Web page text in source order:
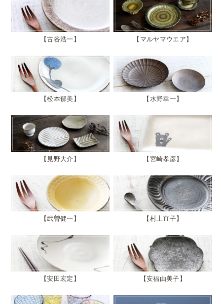
古谷浩一 マルヤマウエア
松本郁美 水野幸一
見野大介 宮崎孝彦
武曽健一 村上直子
安田宏定 安福由美子